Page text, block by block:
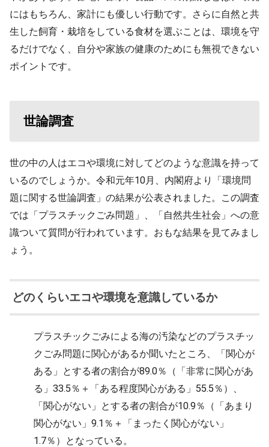
にはもちろん、家計にも優しい行動です。さらに自然と共
生した飼育・栽培をしている食材を選ぶことは、環境を守
るだけでなく、自分や家族の健康のためにも無視できない
ポイントです。
世論調査
世の中の人はエコや環境に対してどのような意識を持って
いるのでしょうか。令和元年10月、内閣府より「環境問
題に関する世論調査」の結果が公表されました。この調査
では「プラスチックごみ問題」、「自然共生社会」への意
識ついて質問が行われています。おもな結果を見てみまし
ょう。
どのくらいエコや環境を意識しているか
プラスチックごみによる海の汚染などのプラスチッ
クごみ問題に関心があるか聞いたところ、「関心が
ある」とする者の割合が89.0％（「非常に関心があ
る」33.5％＋「ある程度関心がある」55.5％）、
「関心がない」とする者の割合が10.9％（「あまり
関心がない」9.1％＋「まったく関心がない」
1.7％）となっている。